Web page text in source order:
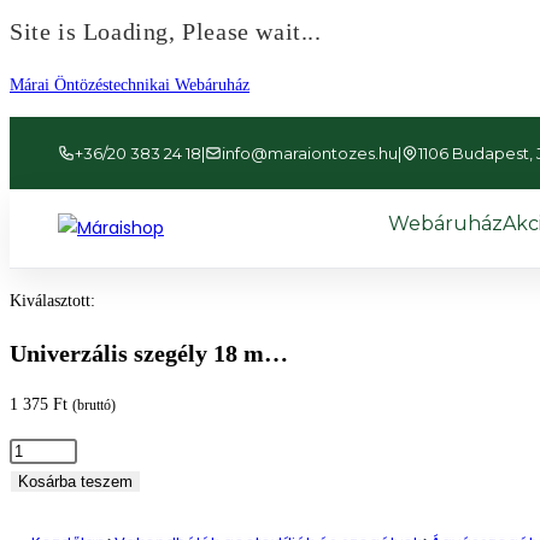
Site is Loading, Please wait...
Ugrás
a
tartalomhoz
Márai Öntözéstechnikai Webáruház
+36/20 383 24 18| info@maraiontozes.hu| 1106 Budapest,
Webáruház
Kiválasztott:
Univerzális szegély 18 m…
1 375 Ft (bruttó)
Univerzális
szegély
Kosárba teszem